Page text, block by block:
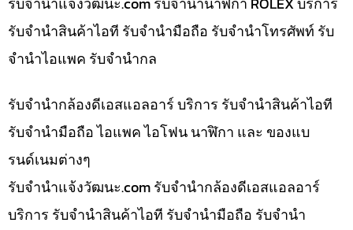
รับจำนำสินค้าไอที รับจำนำมือถือ รับจำนำโทรศัพท์ รับ
จำนำไอแพค รับจำนำกล
รับจำนำกล้องดีเอสแอลอาร์ บริการ รับจำนำสินค้าไอที
รับจำนำมือถือ ไอแพค ไอโฟน นาฬิกา และ ของแบ
รนด์เนมต่างๆ
รับจํานําแจ้งวัฒนะ.com รับจำนำกล้องดีเอสแอลอาร์
บริการ รับจำนำสินค้าไอที รับจำนำมือถือ รับจำนำ